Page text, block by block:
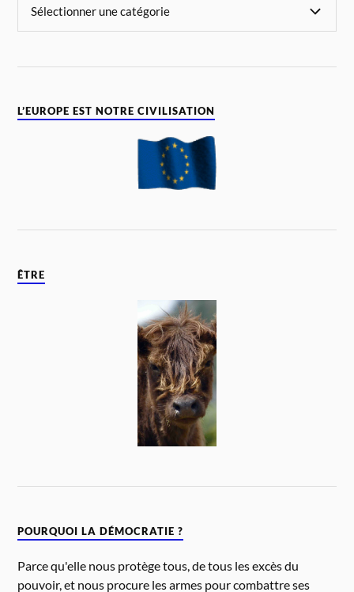
L’EUROPE EST NOTRE CIVILISATION
ÊTRE
POURQUOI LA DÉMOCRATIE ?
Parce qu'elle nous protège tous, de tous les excès du
pouvoir, et nous procure les armes pour combattre ses